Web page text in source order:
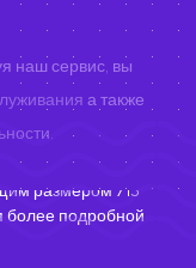
наш сервис, вы
а также
размером 713
более подробной